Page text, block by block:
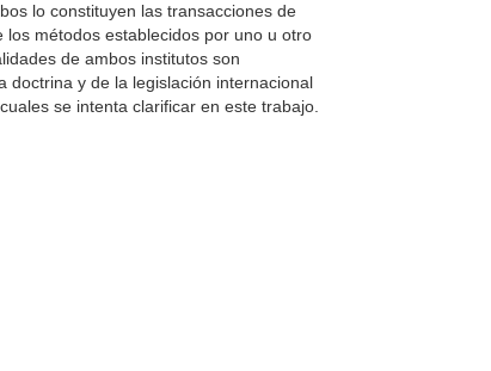
lo constituyen las transacciones de
métodos establecidos por uno u otro
de ambos institutos son
doctrina y de la legislación internacional
se intenta clarificar en este trabajo.